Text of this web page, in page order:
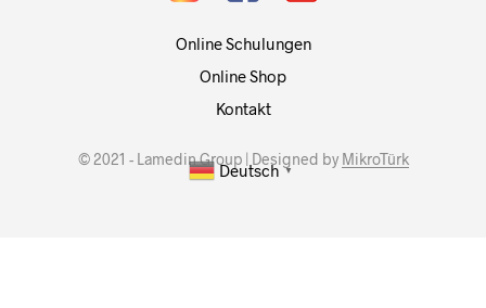
Online Schulungen
Online Shop
Kontakt
© 2021 - Lamedin Group | Designed by MikroTürk
Deutsch ▼